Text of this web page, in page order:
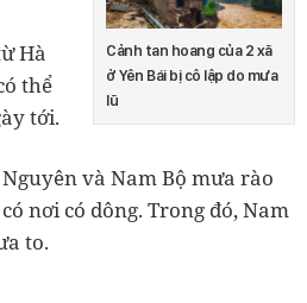
Cảnh tan hoang của 2 xã
ở Yên Bái bị cô lập do mưa
lũ
Hà
thể
tới.
và Nam Bộ mưa rào
nơi có dông. Trong đó, Nam
to.